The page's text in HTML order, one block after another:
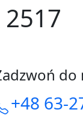
do
+48 63-